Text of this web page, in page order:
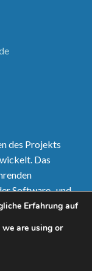
des Projekts
Das
Software- und
Erfahrung auf
are using or